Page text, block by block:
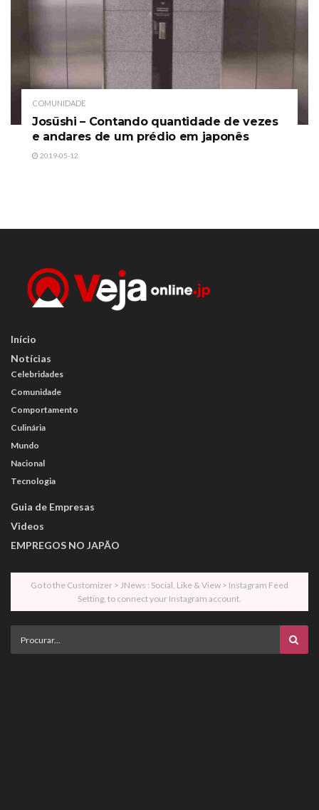
COMUNIDADE
Josūshi – Contando quantidade de vezes
e andares de um prédio em japonês
2019-05-12
Início
Notícias
Celebridades
Comunidade
Comportamento
Culinária
Mundo
Nacional
Tecnologia
Guia de Empresas
Videos
EMPREGOS NO JAPÃO
Go to the Customizer > JNews : Social, Like & View > Instagram Feed
Setting, to connect your Instagram account.